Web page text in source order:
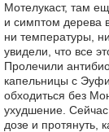
Мотелукаст, там
и симптом дерева
ни температуры,
увидели, что все
Пролечили
капельницы с
обходиться без
ухудшение.
дозе и протянуть,